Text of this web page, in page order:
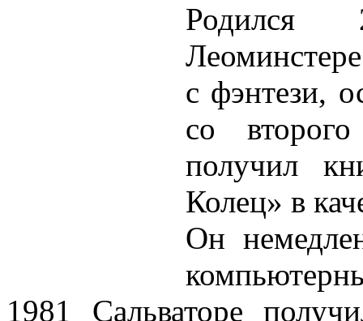
Родился
с фэнтези,
со
получил
Колец» в
Он
1981 Сальваторе